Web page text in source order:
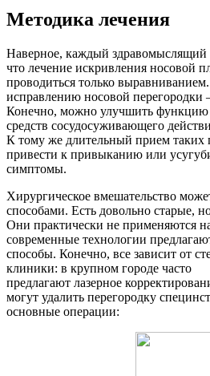
Методика лечения
Наверное, каждый здравомыслящий
что лечение искривления носовой
проводиться только
исправлению носовой перегородки
Конечно, можно улучшить функцию
средств сосудосуживающего
К тому же длительный прием таких
привести к привыканию или
симптомы.
Хирургическое вмешательство
способами. Есть довольно старые,
Они практически не применяются
современные технологии
способы. Конечно, все зависит от
клиники: в крупном городе часто
предлагают лазерное
могут удалить перегородку
основные операции: